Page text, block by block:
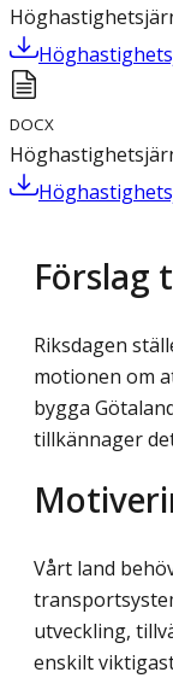
DOCX
Förslag
Riksdagen
motionen om
bygga
tillkännager
Vårt land
utveckling,
enskilt